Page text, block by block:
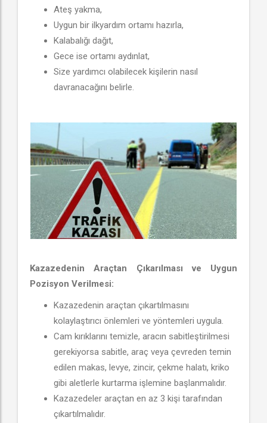
Ateş yakma,
Uygun bir ilkyardım ortamı hazırla,
Kalabalığı dağıt,
Gece ise ortamı aydınlat,
Size yardımcı olabilecek kişilerin nasıl
davranacağını belirle.
Kazazedenin Araçtan Çıkarılması ve Uygun
Pozisyon Verilmesi:
Kazazedenin araçtan çıkartılmasını
kolaylaştırıcı önlemleri ve yöntemleri uygula.
Cam kırıklarını temizle, aracın sabitleştirilmesi
gerekiyorsa sabitle, araç veya çevreden temin
edilen makas, levye, zincir, çekme halatı, kriko
gibi aletlerle kurtarma işlemine başlanmalıdır.
Kazazedeler araçtan en az 3 kişi tarafından
çıkartılmalıdır.